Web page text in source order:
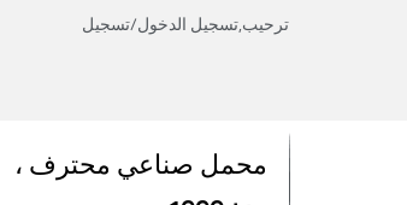
ترحيب,تسجيل الدخول/تسجيل
محمل صناعي محترف ،